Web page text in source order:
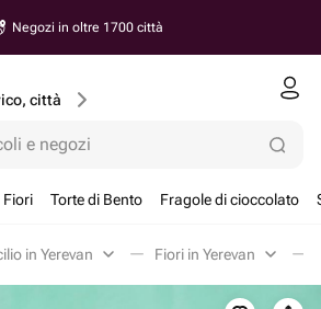
Negozi in oltre 1700 città
città
e negozi
Fiori Torte di Bento Fragole di cioccolato
in Yerevan Fiori in Yerevan